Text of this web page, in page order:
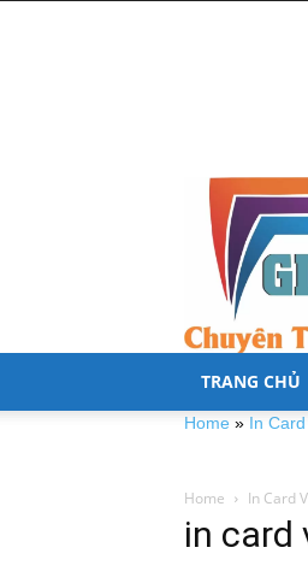
TRANG CHỦ
Home » In
Home In Card
in card